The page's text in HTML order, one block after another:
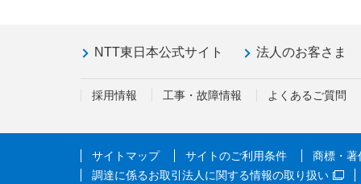
NTT東日本公式サイト 法人のお客さま
採用情報 工事・故障情報 よくあるご質問
サイトマップ サイトのご利用条件
商標・著
調達に係るお取引法人に関する情報の取り扱い